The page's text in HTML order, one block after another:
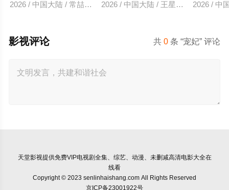
2026 / 中国大陆 / 常喆宽＆阿依夏2026 / 中国大陆 / 王星玮&徐轸轸
2026 / 中
共0 条 “宠妃” 评论
影视评论
天堂影视提供免费VIP电视剧全集、综艺、动漫、未删减高清电影大全在
线看
Copyright © 2023 senlinhaishang.com All Rights Reserved
京ICP备23001922号